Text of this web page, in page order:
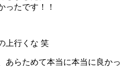
ったです！！
上行くな 笑
あらためて本当に本当に良かっ